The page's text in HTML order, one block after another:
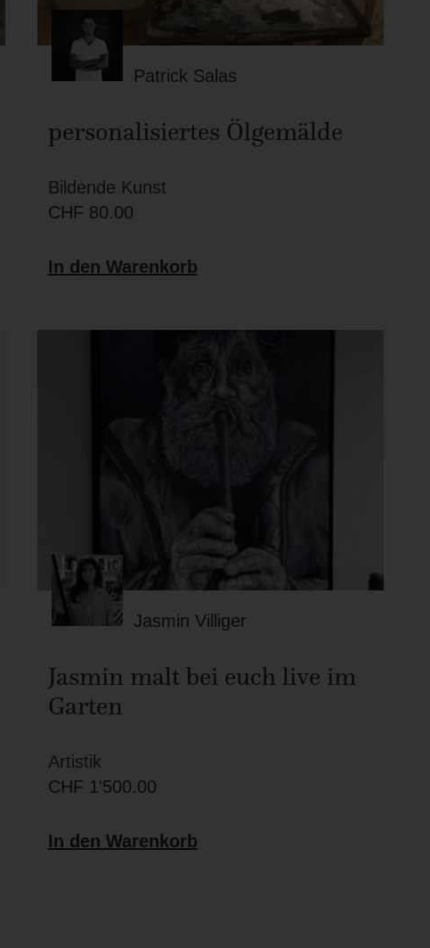
Patrick Salas
personalisiertes Ölgemälde
Bildende Kunst
CHF 80.00
In den Warenkorb
Jasmin Villiger
Jasmin malt bei euch live im
Garten
Artistik
CHF 1'500.00
In den Warenkorb